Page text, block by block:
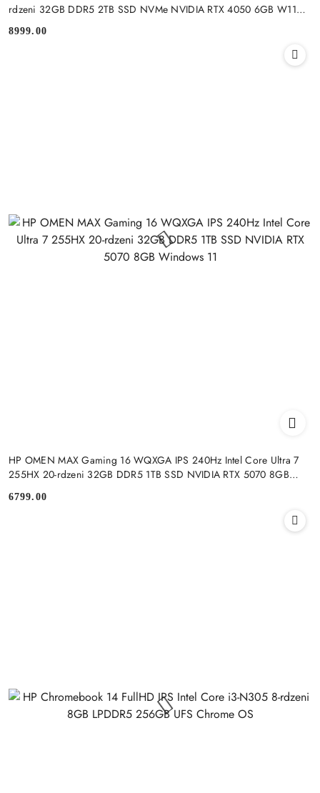
rdzeni 32GB DDR5 2TB SSD NVMe NVIDIA RTX 4050 6GB W11
Cena:
8999.00
HP OMEN MAX Gaming 16 WQXGA IPS 240Hz Intel Core Ultra 7
255HX 20-rdzeni 32GB DDR5 1TB SSD NVIDIA RTX 5070 8GB
Cena:
6799.00